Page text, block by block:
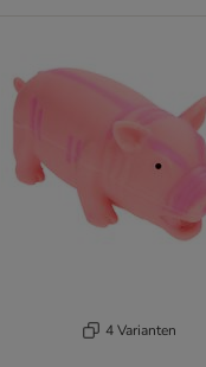
4 Varianten